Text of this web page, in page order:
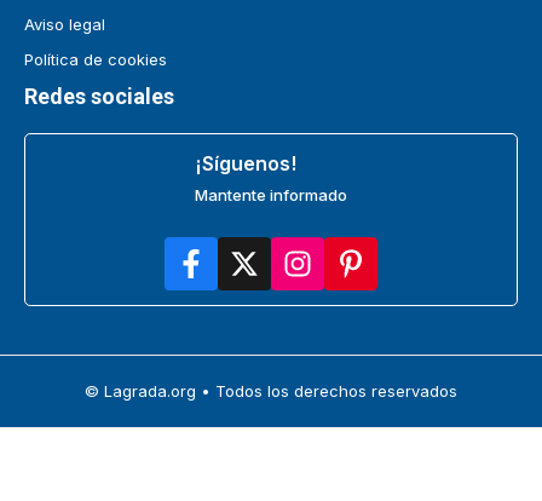
Aviso legal
Política de cookies
Redes sociales
¡Síguenos!
Mantente informado
© Lagrada.org • Todos los derechos reservados